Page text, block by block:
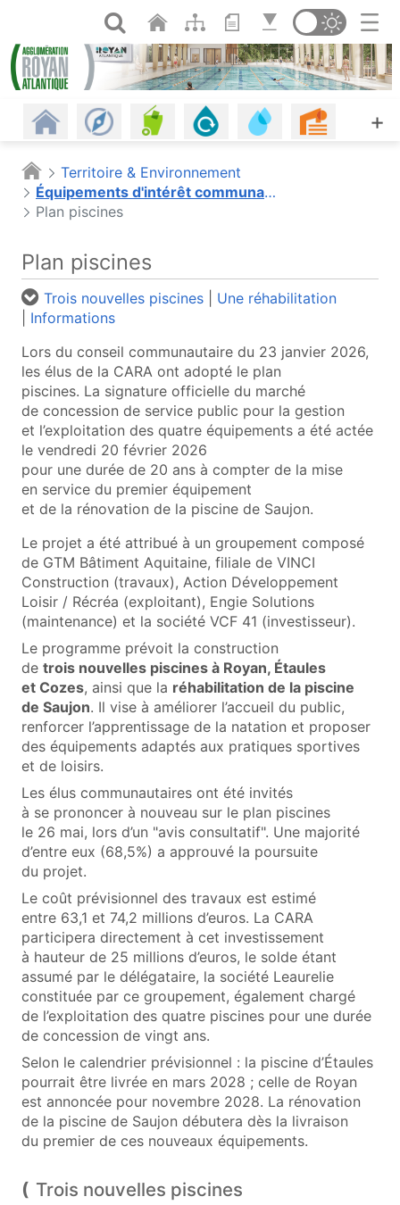
Saut au contenu principalOuvrir la rechercheChanger de
Revenir à l'accueil
Les communesGestion des déchets
AssainissementEau potable, eau
Offres d'emploi
ÉconomieAgriculture et alimentation
Espaces naturels
+
Territoire & Environnement
Équipements d'intérêt communautaires
Plan piscines
Plan piscines
Trois nouvelles piscines| Une réhabilitation
Informations
Lors du conseil communautaire du 23 janvier 2026,
les élus de la CARA ont adopté le plan
piscines. La signature officielle du marché
de concession de service public pour la gestion
et l’exploitation des quatre équipements a été actée
le vendredi 20 février 2026
pour une durée de 20 ans à compter de la mise
en service du premier équipement
et de la rénovation de la piscine de Saujon.
Le projet a été attribué à un groupement composé
de GTM Bâtiment Aquitaine, filiale de VINCI
Construction (travaux), Action Développement
Loisir / Récréa (exploitant), Engie Solutions
(maintenance) et la société VCF 41 (investisseur).
Le programme prévoit la construction
de trois nouvelles piscines à Royan, Étaules
et Cozes, ainsi que la réhabilitation de la piscine
de Saujon. Il vise à améliorer l’accueil du public,
renforcer l’apprentissage de la natation et proposer
des équipements adaptés aux pratiques sportives
et de loisirs.
Les élus communautaires ont été invités
à se prononcer à nouveau sur le plan piscines
le 26 mai, lors d’un "avis consultatif". Une majorité
d’entre eux (68,5%) a approuvé la poursuite
du projet.
Le coût prévisionnel des travaux est estimé
entre 63,1 et 74,2 millions d’euros. La CARA
participera directement à cet investissement
à hauteur de 25 millions d’euros, le solde étant
assumé par le délégataire, la société Leaurelie
constituée par ce groupement, également chargé
de l’exploitation des quatre piscines pour une durée
de concession de vingt ans.
Selon le calendrier prévisionnel : la piscine d’Étaules
pourrait être livrée en mars 2028 ; celle de Royan
est annoncée pour novembre 2028. La rénovation
de la piscine de Saujon débutera dès la livraison
du premier de ces nouveaux équipements.
Trois nouvelles piscines
Panneau de gestion des cookies